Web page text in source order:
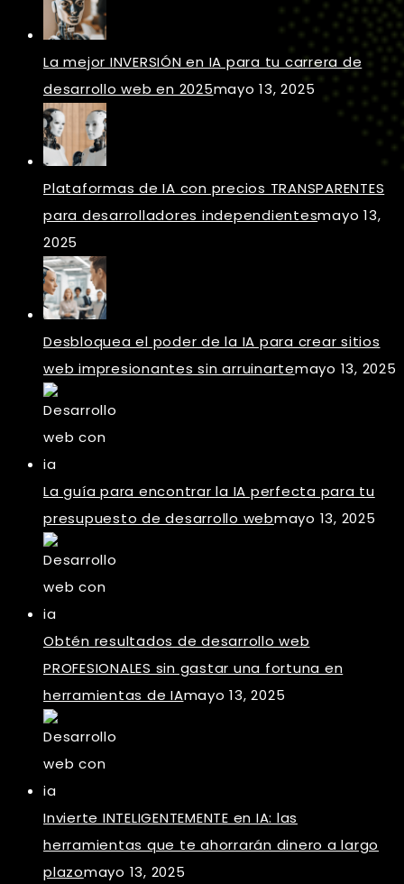
La mejor INVERSIÓN en IA para tu carrera de
desarrollo web en 2025mayo 13, 2025
Plataformas de IA con precios TRANSPARENTES
para desarrolladores independientesmayo 13,
2025
Desbloquea el poder de la IA para crear sitios
web impresionantes sin arruinartemayo 13, 2025
La guía para encontrar la IA perfecta para tu
presupuesto de desarrollo webmayo 13, 2025
Obtén resultados de desarrollo web
PROFESIONALES sin gastar una fortuna en
herramientas de IAmayo 13, 2025
Invierte INTELIGENTEMENTE en IA: las
herramientas que te ahorrarán dinero a largo
plazomayo 13, 2025